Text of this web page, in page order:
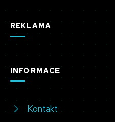
REKLAMA
INFORMACE
Kontakt